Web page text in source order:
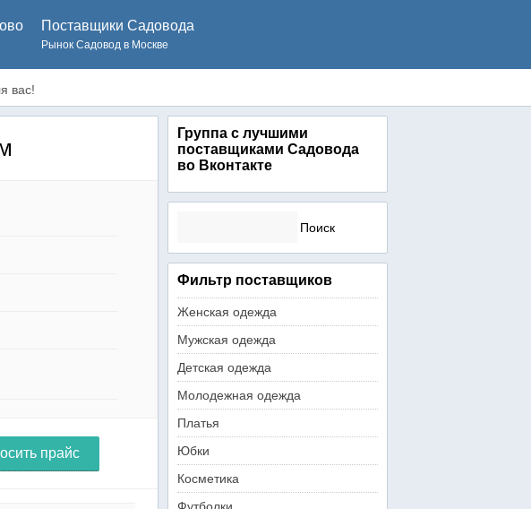
Поставщики Садовода
Рынок Садовод в Москве
вас!
прайс
Группа с лучшими
поставщиками Садовода
во Вконтакте
Фильтр поставщиков
Женская одежда
Мужская одежда
Детская одежда
Молодежная одежда
Платья
Юбки
Косметика